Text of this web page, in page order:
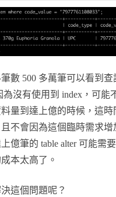
數 500 多萬筆可以看到查
為沒有使用到 index，可能
量到達上億的時候，這時
不會因為這個臨時需求增
億筆的 table alter 可能需
本太高了。
這個問題呢？